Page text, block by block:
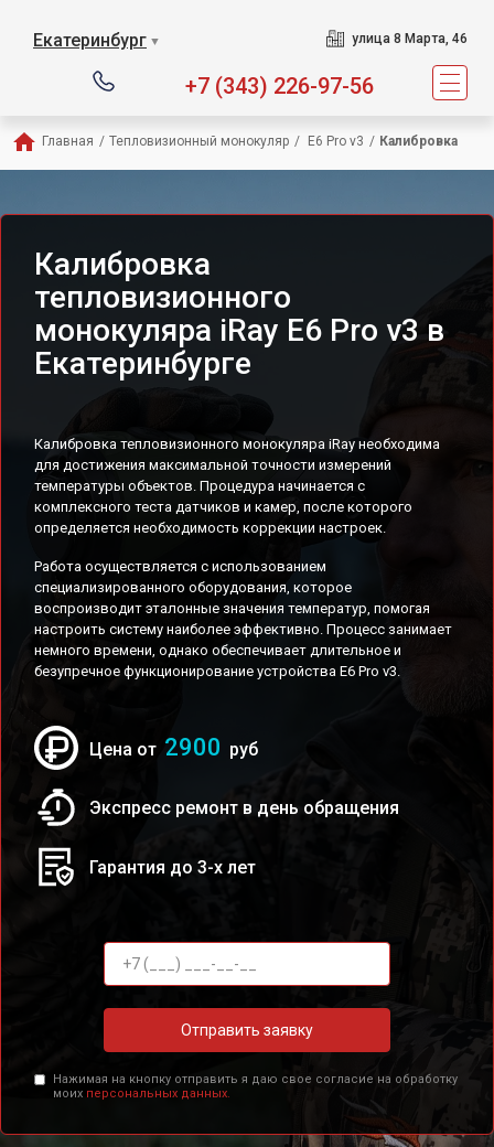
Екатеринбург ▼ улица 8 Марта, 46
+7 (343) 226-97-56
Главная / Тепловизионный монокуляр / E6 Pro v3 / Калибровка
Калибровка
тепловизионного
монокуляра iRay E6 Pro v3 в
Екатеринбурге
Калибровка тепловизионного монокуляра iRay необходима
для достижения максимальной точности измерений
температуры объектов. Процедура начинается с
комплексного теста датчиков и камер, после которого
определяется необходимость коррекции настроек.
Работа осуществляется с использованием
специализированного оборудования, которое
воспроизводит эталонные значения температур, помогая
настроить систему наиболее эффективно. Процесс занимает
немного времени, однако обеспечивает длительное и
безупречное функционирование устройства E6 Pro v3.
Цена от 2900 руб
Экспресс ремонт в день обращения
Гарантия до 3-х лет
Отправить заявку
Нажимая на кнопку отправить я даю свое согласие на обработку
моих персональных данных.